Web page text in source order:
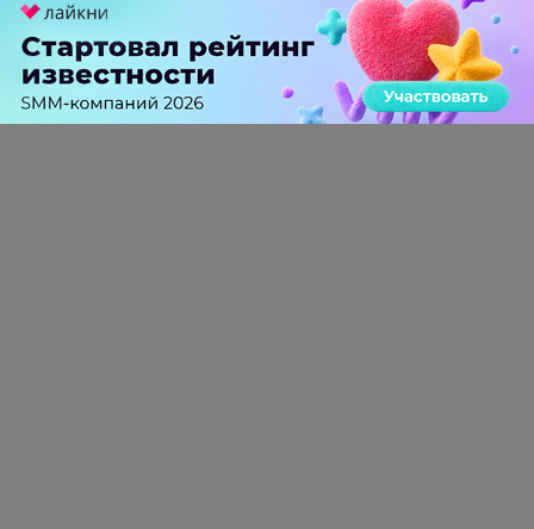
больше года назад
А как-же великий ITшник Греф заявил шо не
нужны будут люди с такими знаниями , а если